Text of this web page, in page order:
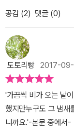
조용히 앉아서 꿈을 생
고 나올 무언가 재미
느 날 참말 대단한 일
분수대에 앉아요. 달
기 땅이 갈라지더니
처음에는 두려워서 깜
라는 겉모습으로 몸을
날아오릅니다. 고래가
공감 (2) 댓글 (0)
도토리빵 2017-
'가끔씩 비가 오는 날
했지만누구도 그 냄새
니까요.'-본문 중에서- 더위가 한풀 꺾인 8월 중순입니다.여러분은